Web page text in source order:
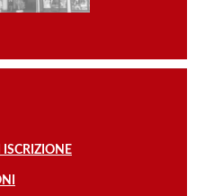
ISCRIZIONE